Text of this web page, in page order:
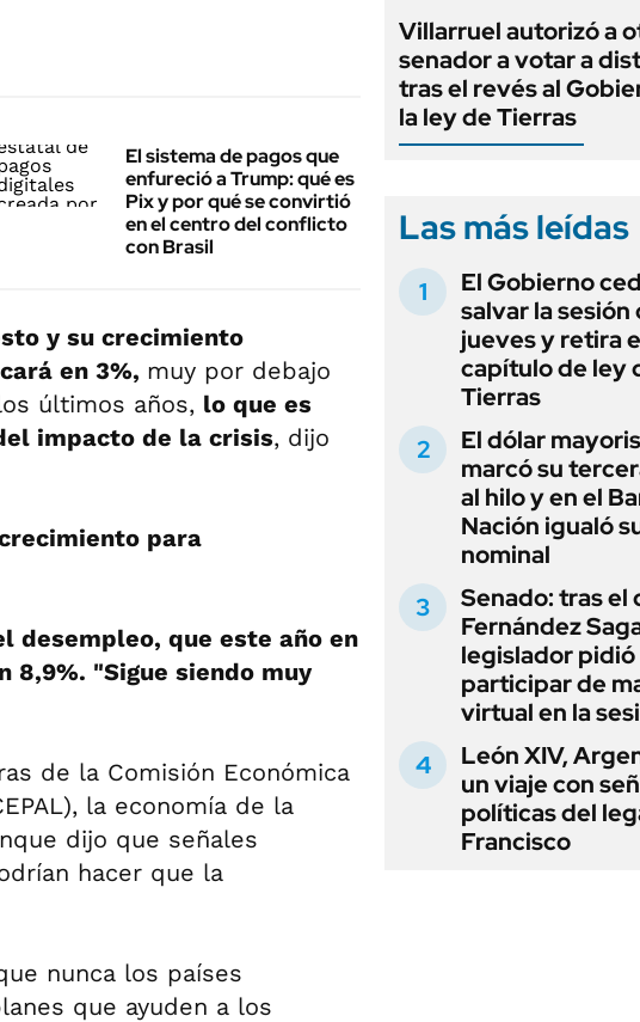
El sistema de pagos que
enfureció a Trump: qué es
Pix y por qué se convirtió
en el centro del conflicto
con Brasil
y su crecimiento
en 3%, muy por debajo
últimos años, lo que es
impacto de la crisis, dijo
para
desempleo, que este año en
8,9%. "Sigue siendo muy
de la Comisión Económica
la economía de la
dijo que señales
hacer que la
nunca los países
que ayuden a los
Villarruel autorizó a
senador a votar a
tras el revés al
la ley de Tierras
Las más leídas
El Gobierno
salvar la sesión
jueves y retira
capítulo de ley
Tierras
El dólar
marcó su
al hilo y en el
Nación igualó
nominal
Senado: tras el
Fernández
legislador pidió
participar de
virtual en la
León XIV,
un viaje con
políticas del
Francisco